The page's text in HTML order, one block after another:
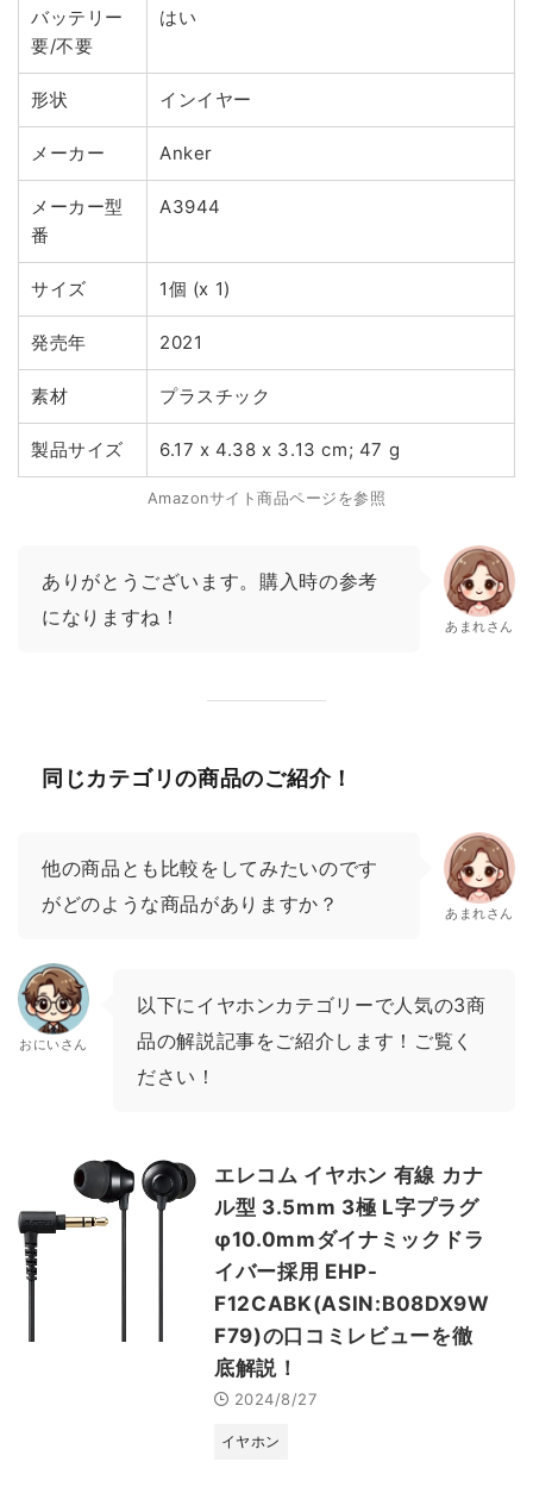
バッテリー
要/不要
はい
形状 インイヤー
メーカー Anker
メーカー型
番
A3944
サイズ 1個 (x 1)
発売年 2021
素材 プラスチック
製品サイズ 6.17 x 4.38 x 3.13 cm; 47 g
Amazonサイト商品ページを参照
ありがとうございます。購入時の参考
になりますね！
あまれさん
同じカテゴリの商品のご紹介！
他の商品とも比較をしてみたいのです
がどのような商品がありますか？
あまれさん
おにいさん
以下にイヤホンカテゴリーで人気の3商
品の解説記事をご紹介します！ご覧く
ださい！
エレコム イヤホン 有線 カナ
ル型 3.5mm 3極 L字プラグ
φ10.0mmダイナミックドラ
イバー採用 EHP-
F12CABK(ASIN:B08DX9W
F79)の口コミレビューを徹
底解説！
2024/8/27
イヤホン